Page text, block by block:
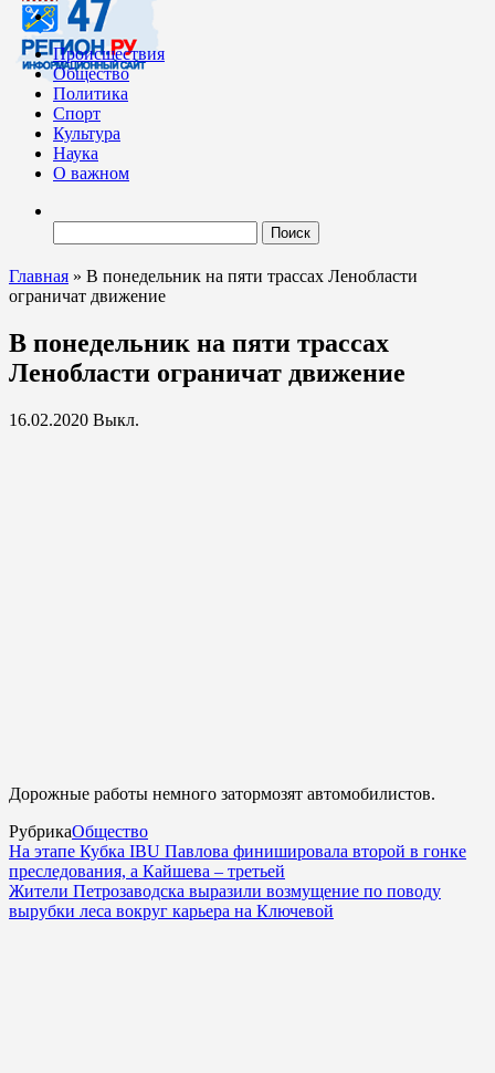
Происшествия
Общество
Политика
Спорт
Культура
Наука
О важном
Главная » В понедельник на пяти трассах Ленобласти
ограничат движение
В понедельник на пяти трассах
Ленобласти ограничат движение
16.02.2020 Выкл.
Дорожные работы немного затормозят автомобилистов.
РубрикаОбщество
На этапе Кубка IBU Павлова финишировала второй в гонке
преследования, а Кайшева – третьей
Жители Петрозаводска выразили возмущение по поводу
вырубки леса вокруг карьера на Ключевой